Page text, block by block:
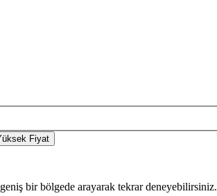
Fiyat
bir bölgede arayarak tekrar deneyebilirsiniz.